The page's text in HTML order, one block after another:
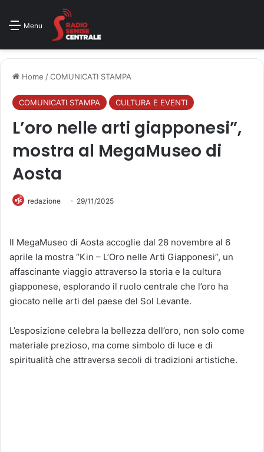
Menu
Home /COMUNICATI STAMPA
COMUNICATI STAMPA CULTURA E EVENTI
L’oro nelle arti giapponesi”,
mostra al MegaMuseo di
Aosta
redazione 29/11/2025
Il MegaMuseo di Aosta accoglie dal 28 novembre al 6
aprile la mostra “Kin – L’Oro nelle Arti Giapponesi”, un
affascinante viaggio attraverso la storia e la cultura
giapponese, esplorando il ruolo centrale che l’oro ha
giocato nelle arti del paese del Sol Levante.
L’esposizione celebra la bellezza dell’oro, non solo come
materiale prezioso, ma come simbolo di luce e di
spiritualità che attraversa secoli di tradizioni artistiche.